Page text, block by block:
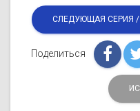
СЛЕДУЮЩАЯ СЕРИЯ
Поделиться